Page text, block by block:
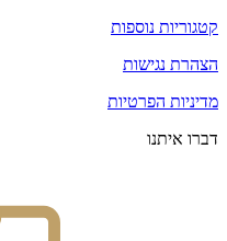
קטגוריות נוספות
הצהרת נגישות
מדיניות הפרטיות
דברו איתנו